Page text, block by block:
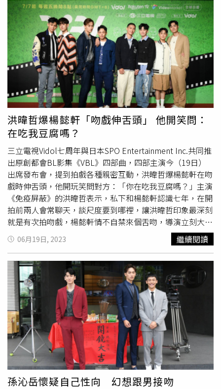
的互動，她也大方表示：「還好呀！」毛祁生及蕭鴻也到活
動現場，為接檔的《絕對佔領》造勢。（圖／三立）將於9
月15日接檔的《絕對佔領》兩位主角毛祁生以及蕭鴻 也現身
活動現場，被問到接檔會不會有壓力？毛祁生表示：「兩部
戲是不同年齡層的故事，從學生到我們已經出社會的故
事！」也分享說：「他們真的太甜了，突然覺得我們有點虐
了！」兩人先前上小S的節目片段在網路上大紅，甚至被許
多BL社群轉發，讓毛祁生笑說，一切都是freestyle表演，
因為沒有照腳本走，他說：「我沒有想到Ｓ姊會cue說現場
來一段親親！」蕭鴻也說：「我是超級緊張，因為原本的訪
綱準備好了，結果一個都沒有被問到，突然被cue了一段
戲，我覺得還好總經理(毛祁生)在，不然我會超慌的。」
洪暐哲爆楊懿軒「吻戲伸舌頭」 他開笑問：
在吃我豆腐嗎？
三立電視Vidol七周年與日本SPO Entertainment Inc.共同推
出原創都會BL影集《VBL》四部曲，四部主演今（19日）
出席發布會，提到拍戲各種親密互動，洪暐哲爆楊懿軒在吻
戲時伸舌頭，他開玩笑問對方：「你在吃我豆腐嗎？」主演
《免疫屏蔽》的洪暐哲表示，私下和楊懿軒認識七年，在開
拍前兩人會常聊天，談尺度要到哪裡，讓洪暐哲印象最深刻
就是有次拍吻戲，楊懿軒情不自禁來個舌吻，導演立刻大
喊：「舌頭不要伸出來！」讓洪暐哲問：「你在吃我豆腐
嗎？」而楊懿軒則笑說兩人拍戲很投入，吻戲會盡情的親，
覺得兩人之間有愛。《絕對佔領》毛祁生在大陸拍過不少
戲，是大陸霸總代表，他和蕭鴻
開拍前先做好約定，一是拍
攝時不能吵架也不許冷戰，二是不能離開對方視線，三是總
領永遠是對的。《保留席位》陳玹宇透露記得拍親密戲前一
天，黃丞邦很霸氣對他說：「跟著我就好！」主動帶戲，讓
演出更自然。而《恆久定律》是人與AI的愛情，兩位主角吳
秉宸與黃禮豐有許多共通點，兩人同是台中人又同屆，有許
多共同的朋友，吳秉宸說他以前就知道「一中三帥」，黃禮
豐就是其中之一。毛祁生說他在戲裡面有比較多脫上衣的畫
面，蕭鴻是他的「充血機器」，因為兩人會一起練雙人的肌
力訓練。
06月19日, 2023 繼續閱讀
孫沁岳懷疑自己性向 幻想跟男接吻